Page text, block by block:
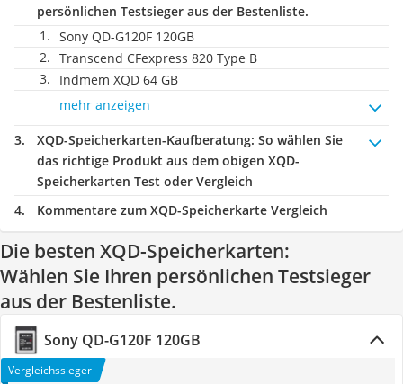
persönlichen Testsieger aus der Bestenliste.
Sony QD-G120F 120GB
Transcend CFexpress 820 Type B
Indmem XQD 64 GB
mehr anzeigen
XQD-Speicherkarten-Kaufberatung: So wählen Sie
das richtige Produkt aus dem obigen XQD-
Speicherkarten Test oder Vergleich
Kommentare zum XQD-Speicherkarte Vergleich
Die besten XQD-Speicherkarten:
Wählen Sie Ihren persönlichen Testsieger
aus der Bestenliste.
Sony QD-G120F 120GB
Vergleichssieger